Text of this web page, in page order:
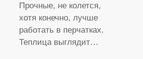
Прочные, не колется,
хотя конечно, лучше
работать в перчатках.
Теплица выглядит…